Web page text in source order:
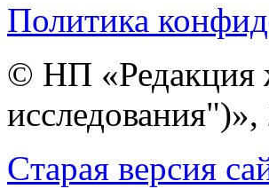
Политика
© НП «Редакция
исследования")»,
Cтарая версия